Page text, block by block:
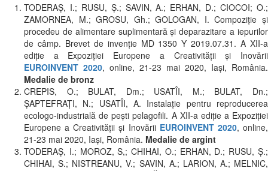
TODERAŞ, I.; RUSU, Ş.; SAVIN, A.; ERHAN, D.; CIOCOI; O.;
ZAMORNEA, M.; GROSU, Gh.; GOLOGAN, I. Compoziție și
procedeu de alimentare suplimentară și deparazitare a iepurilor
de câmp. Brevet de invenţie MD 1350 Y 2019.07.31. A XII-a
ediție a Expoziției Europene a Creativității și Inovării
EUROINVENT 2020, online, 21-23 mai 2020, Iași, România.
Medalie de bronz
CREPIS, O.; BULAT, Dm.; USATÎI, M.; BULAT, Dn.;
ŞAPTEFRAŢI, N.; USATÎI, A. Instalație pentru reproducerea
ecologo-industrială de pești pelagofili. A XII-a ediție a Expoziției
Europene a Creativității și Inovării EUROINVENT 2020, online,
21-23 mai 2020, Iași, România. Medalie de argint
TODERAȘ, I.; MOROZ, S,; CHIHAI, O.; ERHAN, D.; RUSU, Ș.;
CHIHAI, S.; NISTREANU, V.; SAVIN, A.; LARION, A.; MELNIC,